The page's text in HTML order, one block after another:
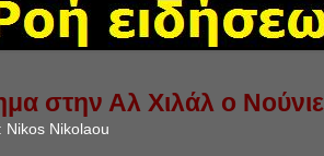
στην Αλ Χιλάλ ο
Nikos Nikolaou